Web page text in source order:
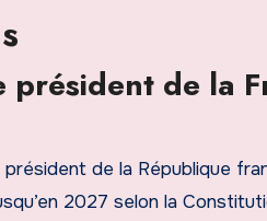
président de la
de la République
2027 selon la